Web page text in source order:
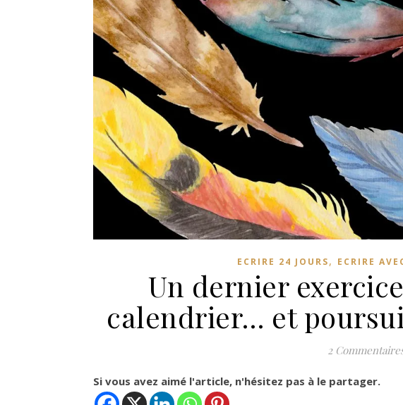
ECRIRE 24 JOURS, ECRIRE
Un dernier
calendrier… et
2
Si vous avez aimé l'article, n'hésitez pas à le partager.